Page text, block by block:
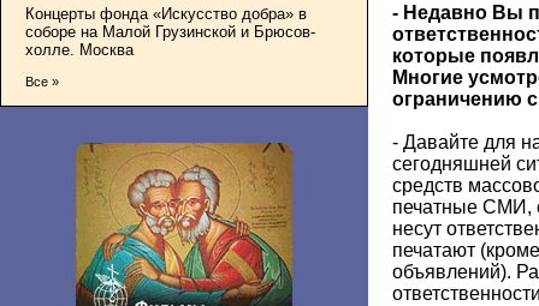
Концерты фонда «Искусство добра» в
соборе на Малой Грузинской и Брюсов-
холле. Москва
Все »
- Недавно Вы
которые
Многие
ограничению
- Давайте для
сегодняшней
средств
печатные СМИ,
несут
печатают
объявлений).